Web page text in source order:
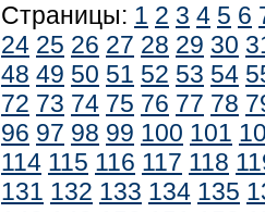
Страницы: 1 2 3 4 5 6
24 25 26 27 28 29 30
48 49 50 51 52 53 54
72 73 74 75 76 77 78
96 97 98 99 100 101
114 115 116 117 118
131 132 133 134 135